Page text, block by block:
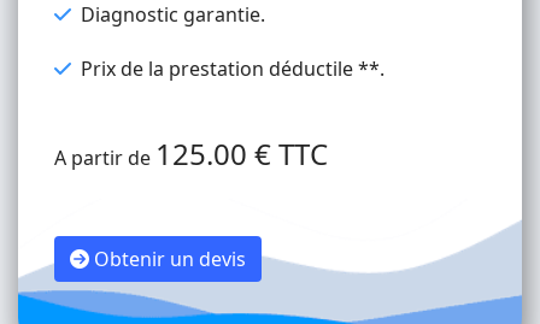
Diagnostic garantie.
Prix de la prestation déductile **.
A partir de 125.00 € TTC
Obtenir un devis